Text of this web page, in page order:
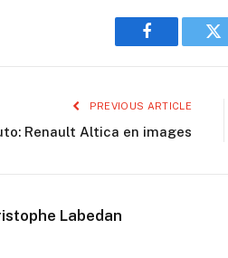
Facebook
PREVIOUS ARTICLE
Renault Altica en images
Labedan